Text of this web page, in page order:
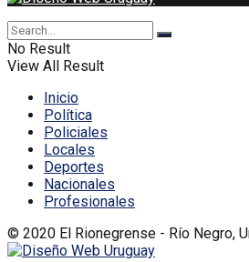
No Result
View All Result
Inicio
Política
Policiales
Locales
Deportes
Nacionales
Profesionales
© 2020 El Rionegrense - Río Negro,